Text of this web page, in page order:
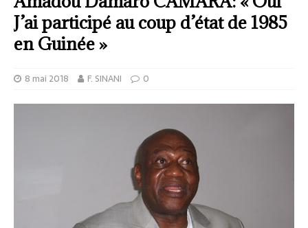
J’ai participé au coup d’état de 1985
en Guinée »
8 mai 2018 F. SINANI 0